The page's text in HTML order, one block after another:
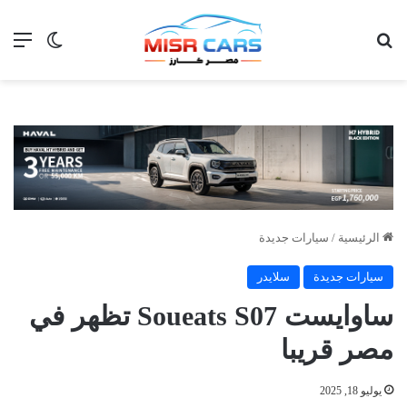
الوضع
الرئيسية / سيارات جديدة
سيارات جديدة سلايدر
ساوايست Soueats S07 تظهر في
مصر قريبا
يوليو 18, 2025